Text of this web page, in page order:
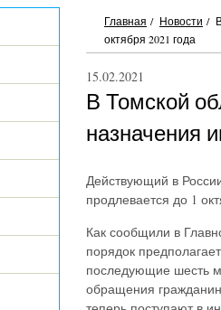
Главная / Новости /
октября 2021 года
15.02.2021
В Томской
назначения
Действующий в
продлевается до 1
Как сообщили в
порядок
последующие шесть
обращения